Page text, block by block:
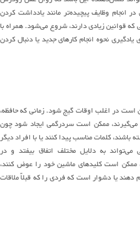
انجام وظایف پیچیده‌تر مانند یادداشت کردن
قوانین زیادی دارند، شروع می‌شود. همراه با
نحوه انجام کارهای جدید یا دنبال کردن
در اغلب اوقات گیج شود. زمانی که حافظه،
ممکن است سردرگمی ایجاد شود چون
باشند، کلمات مناسب پیدا کنند یا با افراد دیگر
می‌تواند به دلایل مختلف اتفاق بیفتد و در
ممکن است کلیدهای ماشین خود را عوض کنند،
دهند یا دشوار است که فردی را که قبلاً ملاقات